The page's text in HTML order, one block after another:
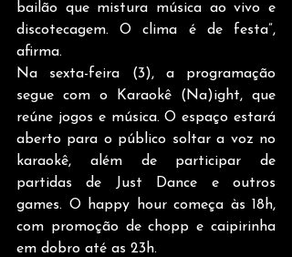
bailão que mistura música ao vivo e
discotecagem. O clima é de festa”,
afirma.
Na sexta-feira (3), a programação
segue com o Karaokê (Na)ight, que
reúne jogos e música. O espaço estará
aberto para o público soltar a voz no
karaokê, além de participar de
partidas de Just Dance e outros
games. O happy hour começa às 18h,
com promoção de chopp e caipirinha
em dobro até as 23h.